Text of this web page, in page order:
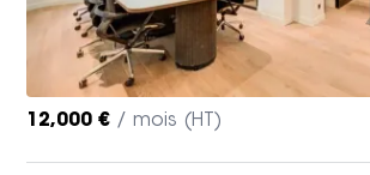
12,000 € / mois (HT)